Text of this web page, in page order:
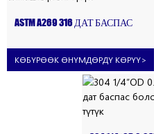
ASTM A269 316 ДАТ БАСПАС
КӨБҮРӨӨК ӨНҮМДӨРДҮ КӨРҮҮ>